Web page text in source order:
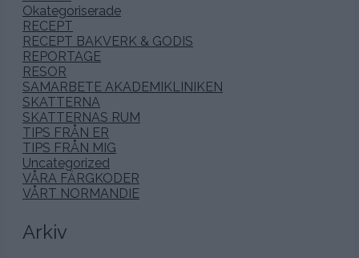
Okategoriserade
RECEPT
RECEPT BAKVERK & GODIS
REPORTAGE
RESOR
SAMARBETE AKADEMIKLINIKEN
SKATTERNA
SKATTERNAS RUM
TIPS FRÅN ER
TIPS FRÅN MIG
Uncategorized
VÅRA FÄRGKODER
VÅRT NORMANDIE
Arkiv